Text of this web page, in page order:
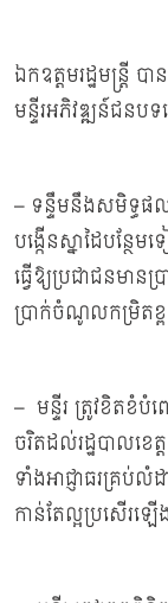
ឯកឧត្ដមរដ្ឋមន្រ្ដី ប
មន្ទីរអភិវឌ្ឍន៍ជនប
– ទន្ទឹមនឹងសមិទ្ធផល
បង្កើនស្នាដៃបន្ថែ
ធ្វើឱ្យប្រជាជនមា
ប្រាក់ចំណូលកម្រិតខ្
– មន្ទីរ ត្រូវខិតខំបំ
ចរិតដល់រដ្ឋបាលខេ
ទាំងអាជ្ញាធរគ្រប់
កាន់តែល្អប្រសើរឡើ